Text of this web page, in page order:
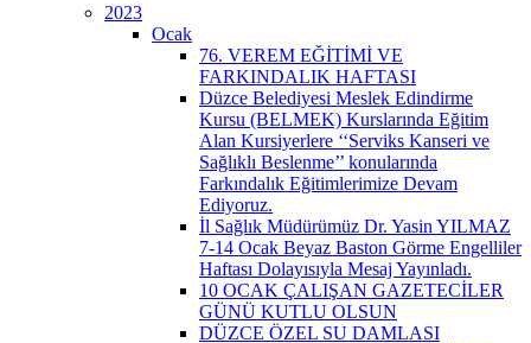
2023
Ocak
76. VEREM EĞİTİMİ VE
FARKINDALIK HAFTASI
Düzce Belediyesi Meslek Edindirme
Kursu (BELMEK) Kurslarında Eğitim
Alan Kursiyerlere ‘‘Serviks Kanseri ve
Sağlıklı Beslenme’’ konularında
Farkındalık Eğitimlerimize Devam
Ediyoruz.
İl Sağlık Müdürümüz Dr. Yasin YILMAZ
7-14 Ocak Beyaz Baston Görme Engelliler
Haftası Dolayısıyla Mesaj Yayınladı.
10 OCAK ÇALIŞAN GAZETECİLER
GÜNÜ KUTLU OLSUN
DÜZCE ÖZEL SU DAMLASI